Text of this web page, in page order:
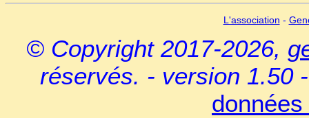
L'association -
© Copyright 2017-2026,
réservés. - version 1.50